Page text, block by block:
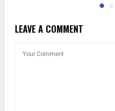
LEAVE A COMMENT